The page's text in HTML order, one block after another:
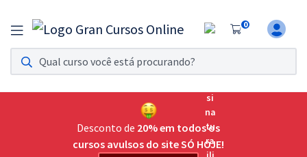
0
Assinatura Ilimitada 11
Acesso a todos os cursos. Teste grátis por 7 dias!
Assinatura OAB Até Passar
Acesso ilimitado a toda preparação para o Exame da
Desconto de 20% em todos os
cursos avulsos do site SÓ HOJE!